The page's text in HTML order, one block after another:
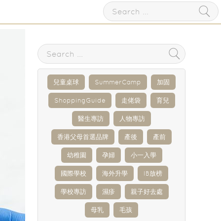
兒童桌球 SummerCamp 加固
ShoppingGuide 走佬袋 育兒
醫生專訪 人物專訪
香港父母首選品牌 產後 產前
幼稚園 孕婦 小一入學
國際學校 海外升學 IB放榜
學校專訪 濕疹 親子好去處
母乳 毛孩